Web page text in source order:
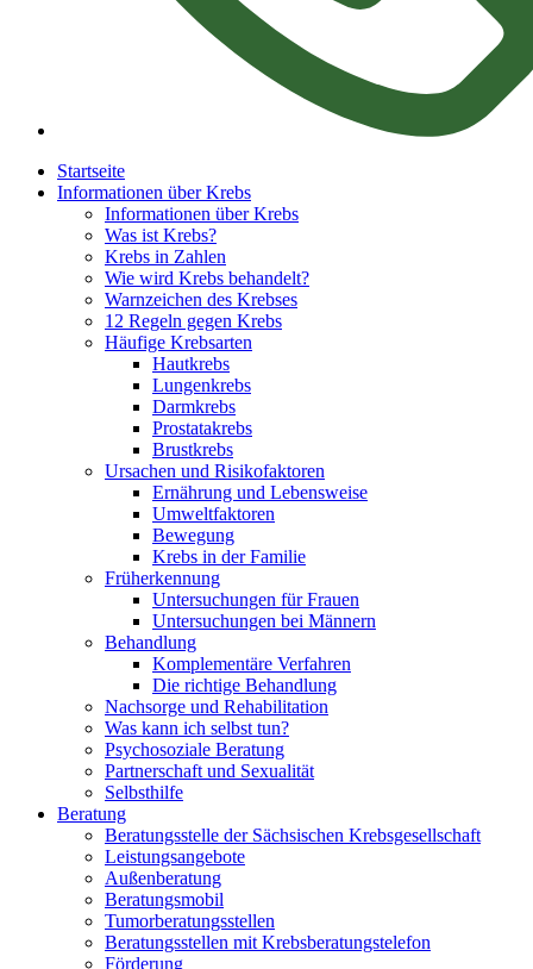
Startseite
Informationen über Krebs
Informationen über Krebs
Was ist Krebs?
Krebs in Zahlen
Wie wird Krebs behandelt?
Warnzeichen des Krebses
12 Regeln gegen Krebs
Häufige Krebsarten
Hautkrebs
Lungenkrebs
Darmkrebs
Prostatakrebs
Brustkrebs
Ursachen und Risikofaktoren
Ernährung und Lebensweise
Umweltfaktoren
Bewegung
Krebs in der Familie
Früherkennung
Untersuchungen für Frauen
Untersuchungen bei Männern
Behandlung
Komplementäre Verfahren
Die richtige Behandlung
Nachsorge und Rehabilitation
Was kann ich selbst tun?
Psychosoziale Beratung
Partnerschaft und Sexualität
Selbsthilfe
Beratung
Beratungsstelle der Sächsischen Krebsgesellschaft
Leistungsangebote
Außenberatung
Beratungsmobil
Tumorberatungsstellen
Beratungsstellen mit Krebsberatungstelefon
Förderung